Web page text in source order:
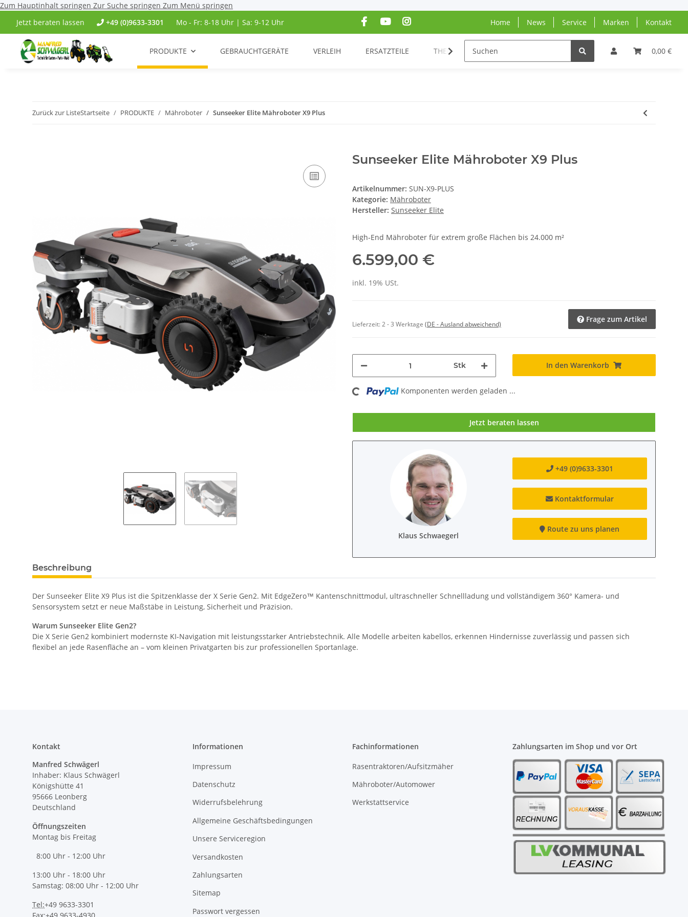
Zum Hauptinhalt springen Zur Suche springen Zum Menü springen
Jetzt beraten lassen
+49 (0)9633-3301 Mo - Fr: 8-18 Uhr | Sa: 9-12 Uhr Home News Service Marken Kontakt
0,00 €
PRODUKTE GEBRAUCHTGERÄTE VERLEIH ERSATZTEILE THEMEN
Zurück zur ListeStartseite PRODUKTE Mähroboter Sunseeker Elite Mähroboter X9 Plus
Sunseeker Elite Mähroboter X9 Plus
Artikelnummer: SUN-X9-PLUS
Kategorie: Mähroboter
Hersteller: Sunseeker Elite
High‑End Mähroboter für extrem große Flächen bis 24.000 m²
6.599,00 €
inkl. 19% USt.
Lieferzeit:2 - 3 Werktage (DE - Ausland abweichend)
Frage zum Artikel
Stk In den Warenkorb
Loading... Komponenten werden geladen ...
Jetzt beraten lassen
Klaus Schwaegerl
+49 (0)9633-3301
Kontaktformular
Route zu uns planen
Beschreibung
Der Sunseeker Elite X9 Plus ist die Spitzenklasse der X Serie Gen2. Mit EdgeZero™ Kantenschnittmodul, ultraschneller Schnellladung und vollständigem 360° Kamera‑ und
Sensorsystem setzt er neue Maßstäbe in Leistung, Sicherheit und Präzision.
Warum Sunseeker Elite Gen2?
Die X Serie Gen2 kombiniert modernste KI-Navigation mit leistungsstarker Antriebstechnik. Alle Modelle arbeiten kabellos, erkennen Hindernisse zuverlässig und passen sich
flexibel an jede Rasenfläche an – vom kleinen Privatgarten bis zur professionellen Sportanlage.
Kontakt
Manfred Schwägerl
Inhaber: Klaus Schwägerl
Königshütte 41
95666 Leonberg
Deutschland
Öffnungszeiten
Montag bis Freitag
8:00 Uhr - 12:00 Uhr
13:00 Uhr - 18:00 Uhr
Samstag: 08:00 Uhr - 12:00 Uhr
Tel:+49 9633-3301
Informationen
Impressum
Datenschutz
Widerrufsbelehrung
Allgemeine Geschäftsbedingungen
Unsere Serviceregion
Versandkosten
Zahlungsarten
Sitemap
Passwort vergessen
Fachinformationen
Rasentraktoren/Aufsitzmäher
Mähroboter/Automower
Werkstattservice
Zahlungsarten im Shop und vor Ort